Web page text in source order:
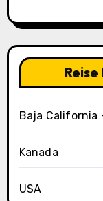
3)
Baja California
Kanada
USA